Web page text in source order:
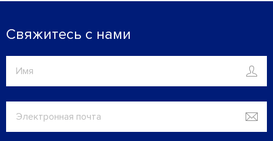
Свяжитесь с нами